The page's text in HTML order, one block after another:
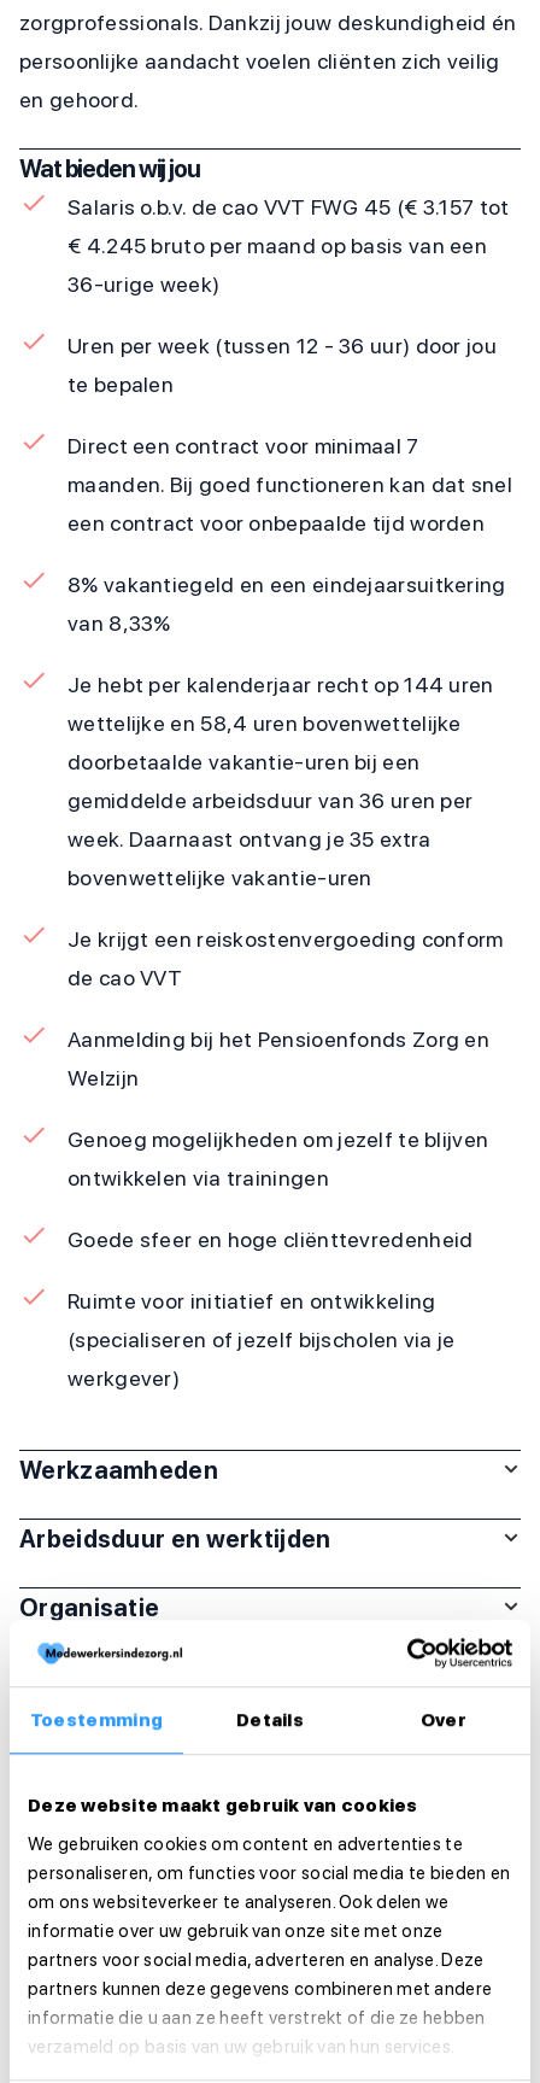
Toestemming Details Over
Deze website maakt gebruik van cookies
We gebruiken cookies om content en advertenties te
personaliseren, om functies voor social media te bieden en
om ons websiteverkeer te analyseren. Ook delen we
informatie over uw gebruik van onze site met onze
partners voor social media, adverteren en analyse. Deze
partners kunnen deze gegevens combineren met andere
informatie die u aan ze heeft verstrekt of die ze hebben
verzameld op basis van uw gebruik van hun services.
zorgprofessionals. Dankzij jouw deskundigheid én
persoonlijke aandacht voelen cliënten zich veilig
en gehoord.
Wat bieden wij jou
Salaris o.b.v. de cao VVT FWG 45 (€ 3.157 tot
€ 4.245 bruto per maand op basis van een
36-urige week)
Uren per week (tussen 12 - 36 uur) door jou
te bepalen
Direct een contract voor minimaal 7
maanden. Bij goed functioneren kan dat snel
een contract voor onbepaalde tijd worden
8% vakantiegeld en een eindejaarsuitkering
van 8,33%
Je hebt per kalenderjaar recht op 144 uren
wettelijke en 58,4 uren bovenwettelijke
doorbetaalde vakantie-uren bij een
gemiddelde arbeidsduur van 36 uren per
week. Daarnaast ontvang je 35 extra
bovenwettelijke vakantie-uren
Je krijgt een reiskostenvergoeding conform
de cao VVT
Aanmelding bij het Pensioenfonds Zorg en
Welzijn
Genoeg mogelijkheden om jezelf te blijven
ontwikkelen via trainingen
Goede sfeer en hoge cliënttevredenheid
Ruimte voor initiatief en ontwikkeling
(specialiseren of jezelf bijscholen via je
werkgever)
Werkzaamheden
Arbeidsduur en werktijden
Organisatie
Sollicitatie
Solliciteer dan direct!
Solliciteer direct
Solliciteer binnen 1 minuut
Deel deze vacature: